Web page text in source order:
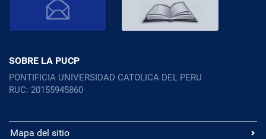
SOBRE LA PUCP
PONTIFICIA UNIVERSIDAD CATOLICA DEL PERU
RUC: 20155945860
Mapa del sitio